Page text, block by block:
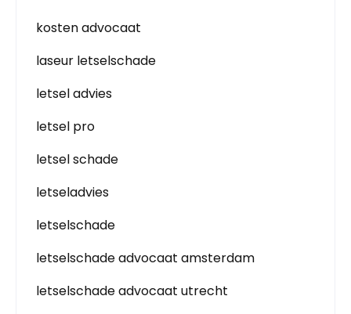
kosten advocaat
laseur letselschade
letsel advies
letsel pro
letsel schade
letseladvies
letselschade
letselschade advocaat amsterdam
letselschade advocaat utrecht